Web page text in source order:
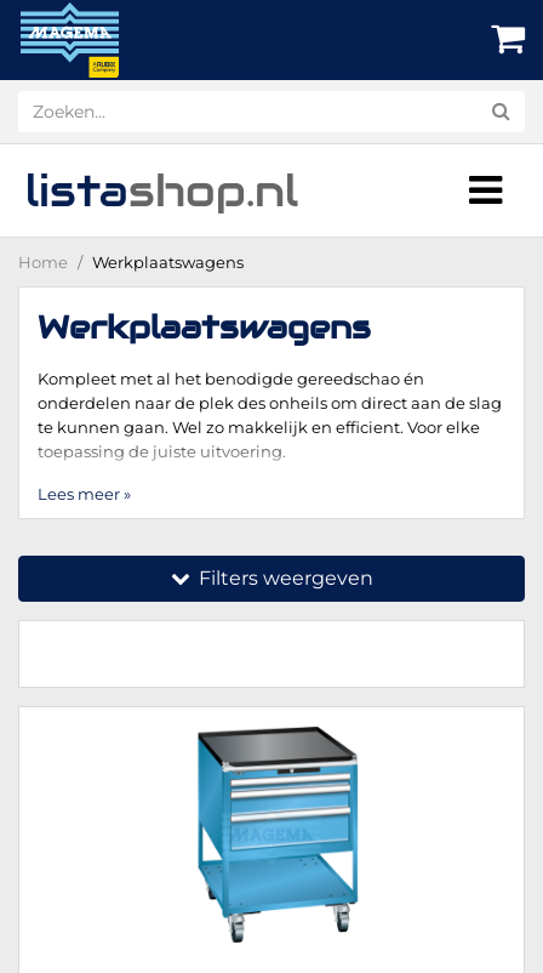
listashop.nl
Home Werkplaatswagens
Werkplaatswagens
Kompleet met al het benodigde gereedschao én
onderdelen naar de plek des onheils om direct aan de slag
te kunnen gaan. Wel zo makkelijk en efficient. Voor elke
toepassing de juiste uitvoering.
Lees meer »
Filters weergeven